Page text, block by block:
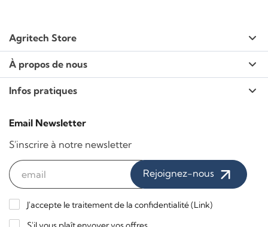
Agritech Store
À propos de nous
Infos pratiques
Email Newsletter
S'inscrire à notre newsletter
Rejoignez-nous
J'accepte le traitement de la confidentialité (Link)